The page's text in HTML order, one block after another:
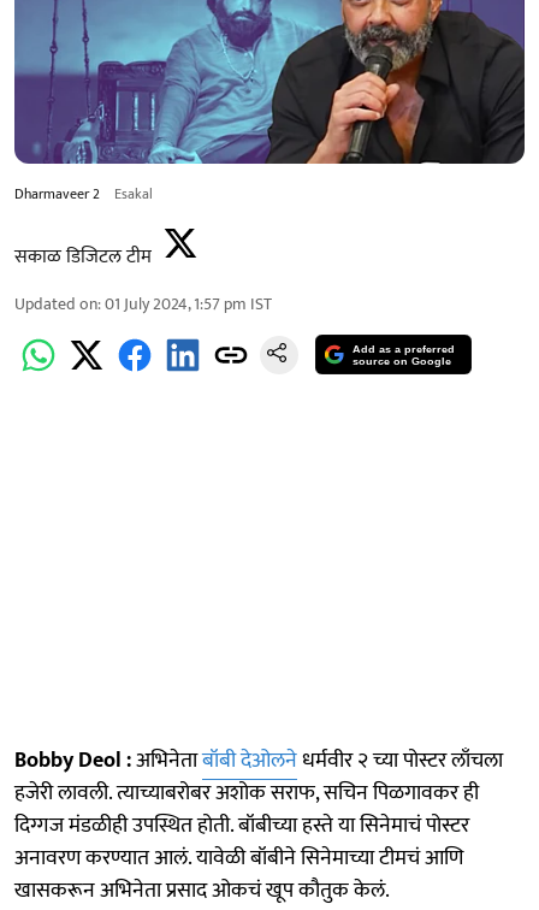
Dharmaveer 2 Esakal
सकाळ डिजिटल टीम
Updated on:01 July 2024, 1:57 pm IST
Add as a preferred
source on Google
Bobby Deol :अभिनेताबॉबी देओलनेधर्मवीर २ च्या पोस्टर लाँचला
हजेरी लावली. त्याच्याबरोबर अशोक सराफ, सचिन पिळगावकर ही
दिग्गज मंडळीही उपस्थित होती. बॉबीच्या हस्ते या सिनेमाचं पोस्टर
अनावरण करण्यात आलं. यावेळी बॉबीने सिनेमाच्या टीमचं आणि
खासकरून अभिनेता प्रसाद ओकचं खूप कौतुक केलं.